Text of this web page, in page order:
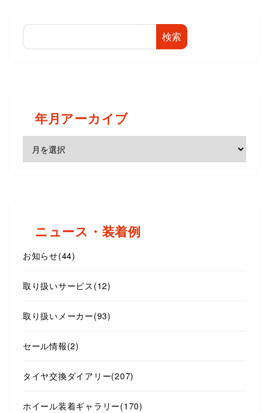
検索
年月アーカイブ
ニュース・装着例
お知らせ(44)
取り扱いサービス (12)
取り扱いメーカー(93)
セール情報(2)
タイヤ交換ダイアリー(207)
ホイール装着ギャラリー(170)